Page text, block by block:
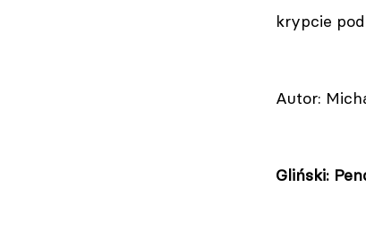
krypcie
Autor:
Gliński: